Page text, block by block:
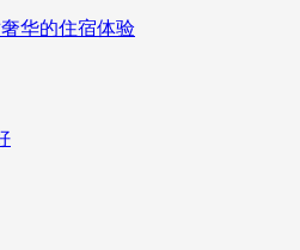
华的住宿体验